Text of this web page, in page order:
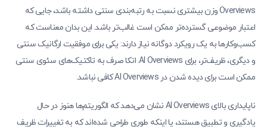
Overviews وزن بیشتری نسبت به رتبه‌بندی سنتی داشته باشد، جایی که
اعتبار موضوعی گسترده‌تر ممکن است غالب‌تر باشد. این بدان معناست که
کسب‌وکارها به یک رویکرد دوگانه نیاز دارند: یکی برای موفقیت ارگانیک سنتی
و دیگری، ظریف‌تر، برای AI Overviews. اتکا صرف به تاکتیک‌های سئوی سنتی
ممکن است برای دیده شدن در AI Overviews کافی نباشد.
ناپایداری بالای AI Overviews نشان می‌دهد که الگوریتم‌ها هنوز در حال
یادگیری و تطبیق هستند، یا اینکه طوری طراحی شده‌اند که به تغییرات ظریف